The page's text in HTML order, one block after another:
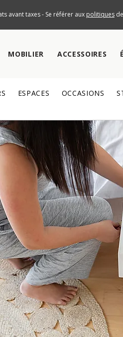
avant taxes - Se référer aux politiquesde
MOBILIER ACCESSOIRES
ESPACES OCCASIONS